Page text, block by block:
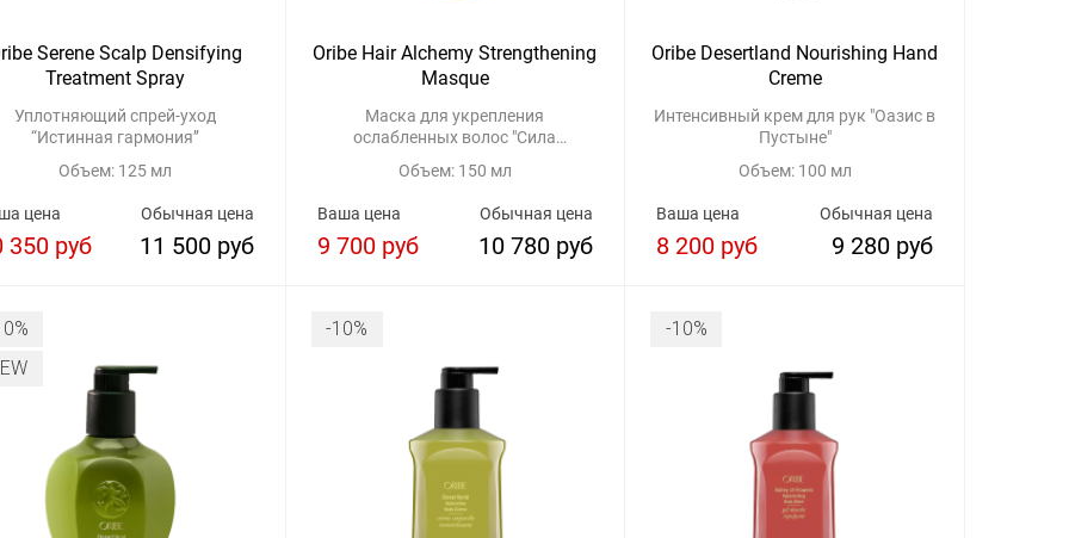
Serene Scalp Densifying
Treatment Spray
Уплотняющий спрей-уход
“Истинная гармония’’
Объем: 125 мл
Обычная цена
11 500 руб
цена
350 руб
Oribe Hair Alchemy Strengthening
Masque
Маска для укрепления
ослабленных волос "Сила
Объем: 150 мл
Обычная цена
10 780 руб
Ваша цена
9 700 руб
Oribe Desertland Nourishing Hand
Creme
Интенсивный крем для рук "Оазис в
Пустыне"
Объем: 100 мл
Обычная цена
9 280 руб
Ваша цена
8 200 руб
-10% -10%